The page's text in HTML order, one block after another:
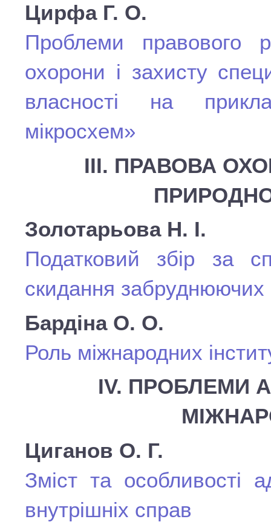
Цирфа Г. О.
Проблеми правового
охорони і захисту
власності на
мікросхем»
ІІІ. ПРАВОВА
Золотарьова Н. І.
Податковий збір за
скидання забруднюючих
Бардіна О. О.
Роль міжнародних
ІV. ПРОБЛЕМИ
Циганов О. Г.
Зміст та особливості
внутрішніх справ